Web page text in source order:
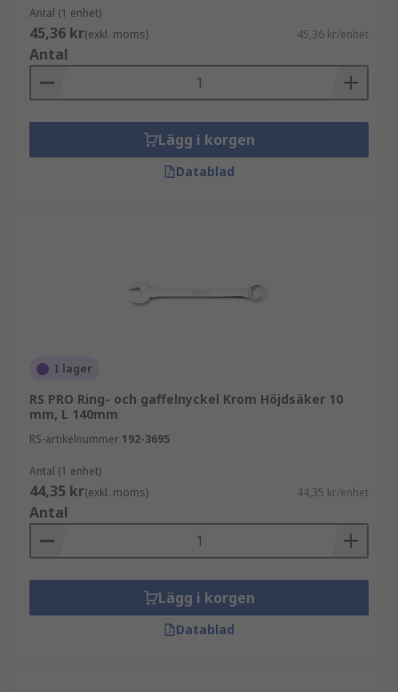
Antal (1 enhet)
45,36 kr(exkl. moms) 45,36 kr/enhet
Antal
Lägg i korgen
Datablad
I lager
RS PRO Ring- och gaffelnyckel Krom Höjdsäker 10
mm, L 140mm
RS-artikelnummer 192-3695
Antal (1 enhet)
44,35 kr(exkl. moms) 44,35 kr/enhet
Antal
Lägg i korgen
Datablad